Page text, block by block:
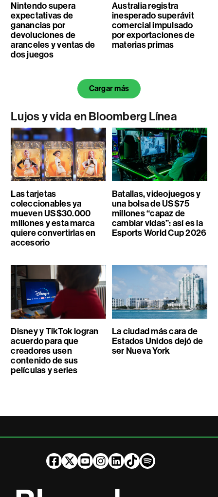
Nintendo supera
expectativas de
ganancias por
devoluciones de
aranceles y ventas de
dos juegos
Australia registra
inesperado superávit
comercial impulsado
por exportaciones de
materias primas
Cargar más
Lujos y vida en Bloomberg Línea
Las tarjetas
coleccionables ya
mueven US$30.000
millones y esta marca
quiere convertirlas en
accesorio
Batallas, videojuegos y
una bolsa de US$75
millones “capaz de
cambiar vidas”: así es la
Esports World Cup 2026
Disney y TikTok logran
acuerdo para que
creadores usen
contenido de sus
películas y series
La ciudad más cara de
Estados Unidos dejó de
ser Nueva York